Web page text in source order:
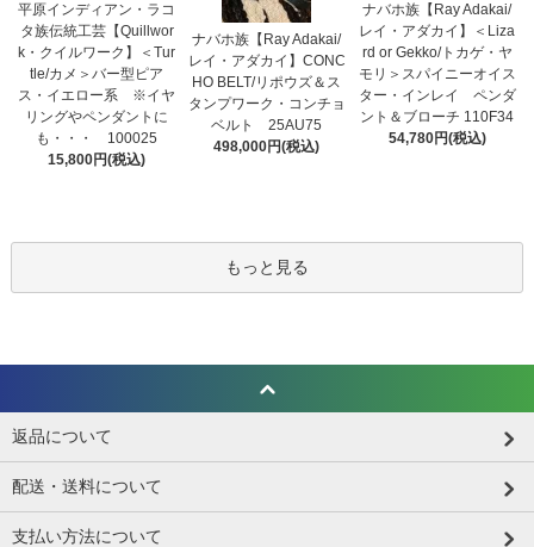
平原インディアン・ラコ
タ族伝統工芸【Quillwor
k・クイルワーク】＜Tur
tle/カメ＞バー型ピア
ス・イエロー系 ※イヤ
リングやペンダントに
も・・・ 100025
15,800円(税込)
ナバホ族【Ray Adakai/
レイ・アダカイ】CONC
HO BELT/リポウズ＆ス
タンプワーク・コンチョ
ベルト 25AU75
498,000円(税込)
ナバホ族【Ray Adakai/
レイ・アダカイ】＜Liza
rd or Gekko/トカゲ・ヤ
モリ＞スパイニーオイス
ター・インレイ ペンダ
ント＆ブローチ 110F34
54,780円(税込)
もっと見る
返品について
配送・送料について
支払い方法について